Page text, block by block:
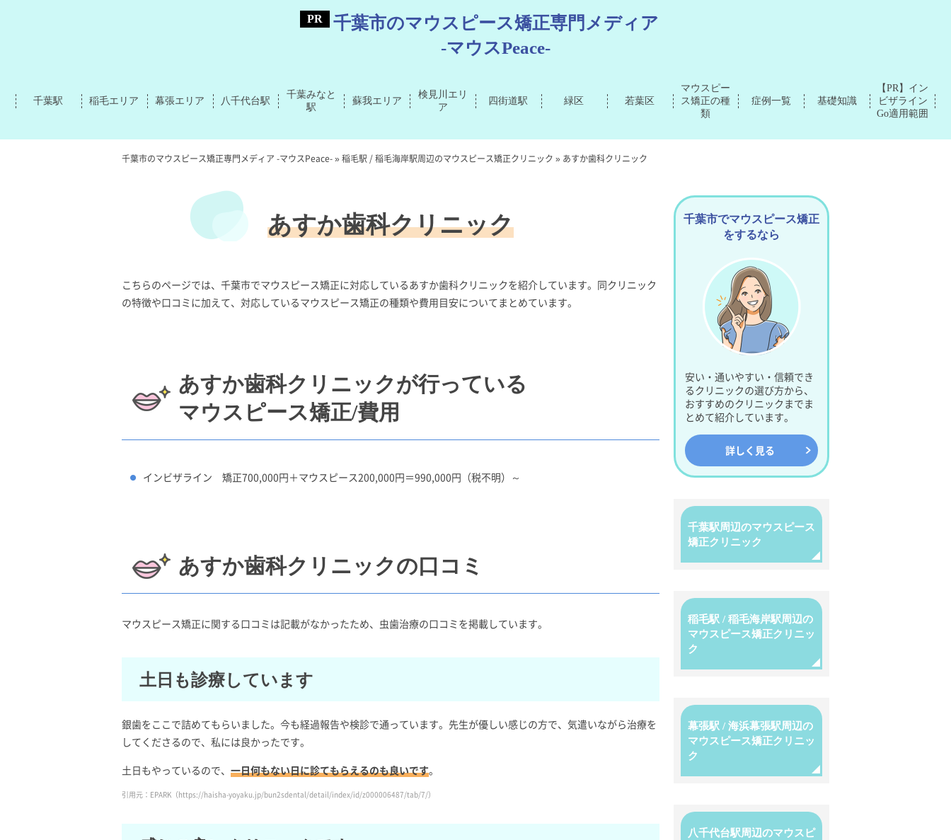
千葉市のマウスピース矯正専門メディア
-マウスPeace-
千葉駅 稲毛エリア 幕張エリア 八千代台駅
千葉みなと
駅
蘇我エリア
検見川エリ
ア
四街道駅 緑区 若葉区
マウスピー
ス矯正の種
類
症例一覧 基礎知識
【PR】イン
ビザライン
Go適用範囲
千葉市のマウスピース矯正専門メディア -マウスPeace-» 稲毛駅 / 稲毛海岸駅周辺のマウスピース矯正クリニック » あすか歯科クリニック
あすか歯科クリニック
こちらのページでは、千葉市でマウスピース矯正に対応しているあすか歯科クリニックを紹介しています。同クリニック
の特徴や口コミに加えて、対応しているマウスピース矯正の種類や費用目安についてまとめています。
あすか歯科クリニックが行っている
マウスピース矯正/費用
インビザライン 矯正700,000円＋マウスピース200,000円＝990,000円（税不明）～
あすか歯科クリニックの口コミ
マウスピース矯正に関する口コミは記載がなかったため、虫歯治療の口コミを掲載しています。
土日も診療しています
銀歯をここで詰めてもらいました。今も経過報告や検診で通っています。先生が優しい感じの方で、気遣いながら治療を
してくださるので、私には良かったです。
土日もやっているので、 一日何もない日に診てもらえるのも良いです。
引用元：EPARK（https://haisha-yoyaku.jp/bun2sdental/detail/index/id/z000006487/tab/7/）
千葉市でマウスピース矯正
をするなら
安い・通いやすい・信頼でき
るクリニックの選び方から、
おすすめのクリニックまでま
とめて紹介しています。
詳しく見る
千葉駅周辺のマウスピース
矯正クリニック
稲毛駅 / 稲毛海岸駅周辺の
マウスピース矯正クリニッ
ク
幕張駅 / 海浜幕張駅周辺の
マウスピース矯正クリニッ
ク
八千代台駅周辺のマウスピ